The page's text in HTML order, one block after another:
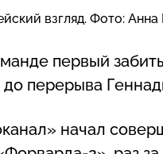
взгляд. Фото:
первый
перерыва
начал